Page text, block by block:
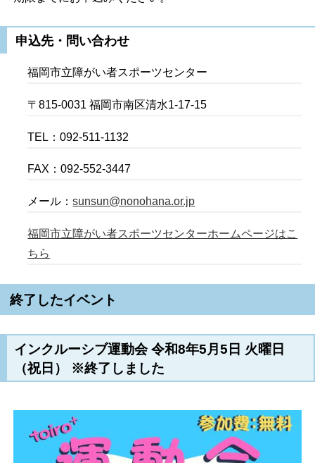
申込先・問い合わせ
福岡市立障がい者スポーツセンター
〒815-0031 福岡市南区清水1-17-15
TEL：092-511-1132
FAX：092-552-3447
メール：sunsun@nonohana.or.jp
福岡市立障がい者スポーツセンターホームページはこ
ちら
終了したイベント
インクルーシブ運動会 令和8年5月5日 火曜日
（祝日） ※終了しました